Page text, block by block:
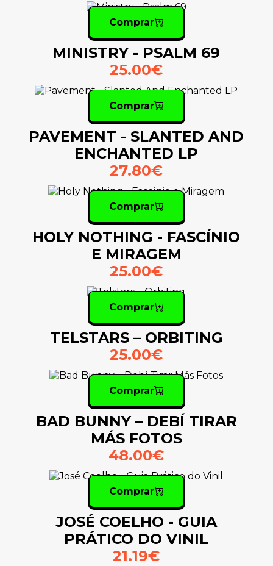
Comprar
MINISTRY - PSALM 69
25.00€
Comprar
PAVEMENT - SLANTED AND
ENCHANTED LP
27.80€
Comprar
HOLY NOTHING - FASCÍNIO
E MIRAGEM
25.00€
Comprar
TELSTARS – ORBITING
25.00€
Comprar
BAD BUNNY – DEBÍ TIRAR
MÁS FOTOS
48.00€
Comprar
JOSÉ COELHO - GUIA
PRÁTICO DO VINIL
21.19€